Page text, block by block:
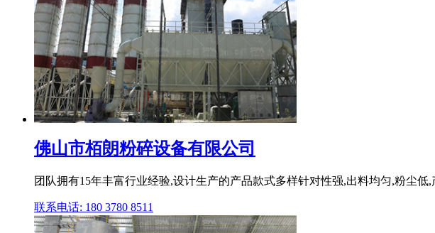
佛山市栢朗粉碎设备有限公司
团队拥有15年丰富行业经验,设计生产的产品款式多样针对性强,出料均匀,粉尘
联系电话: 180 3780 8511